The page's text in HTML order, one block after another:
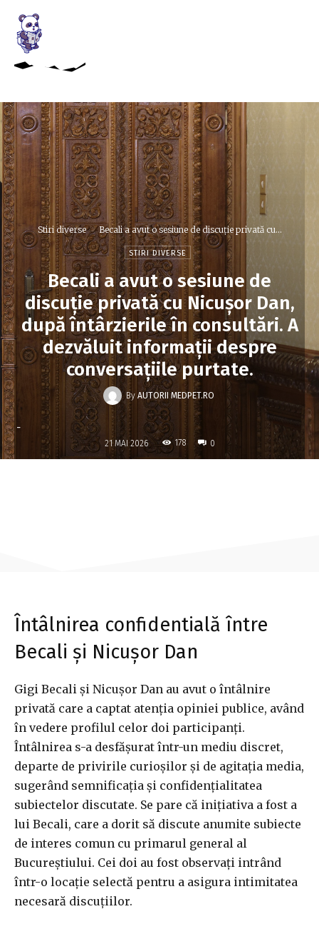
Stiri diverse Becali a avut o sesiune de discuție privată cu...
STIRI DIVERSE
Becali a avut o sesiune de
discuție privată cu Nicușor Dan,
după întârzierile în consultări. A
dezvăluit informații despre
conversațiile purtate.
By AUTORII MEDPET.RO
-
21 MAI 2026 178 0
Întâlnirea confidentială între
Becali și Nicușor Dan
Gigi Becali și Nicușor Dan au avut o întâlnire
privată care a captat atenția opiniei publice, având
în vedere profilul celor doi participanți.
Întâlnirea s-a desfășurat într-un mediu discret,
departe de privirile curioșilor și de agitația media,
sugerând semnificația și confidențialitatea
subiectelor discutate. Se pare că inițiativa a fost a
lui Becali, care a dorit să discute anumite subiecte
de interes comun cu primarul general al
Bucureștiului. Cei doi au fost observați intrând
într-o locație selectă pentru a asigura intimitatea
necesară discuțiilor.